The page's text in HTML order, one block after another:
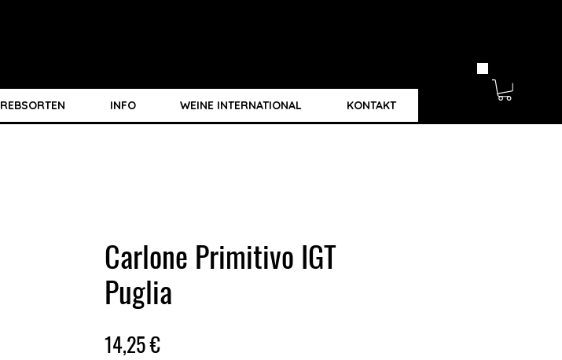
REBSORTEN INFO WEINE INTERNATIONAL KONTAKT
Carlone Primitivo IGT
Puglia
14,25 €Preis